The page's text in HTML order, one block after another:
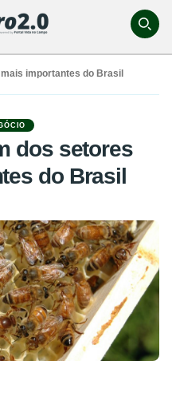
importantes do Brasil
dos setores
do Brasil